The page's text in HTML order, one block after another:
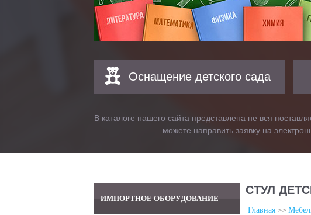
Оснащение детского сада
В каталоге нашего сайта представлена не вся
можете направить заявку на
ИМПОРТНОЕ ОБОРУДОВАНИЕ
СТУЛ
Главная